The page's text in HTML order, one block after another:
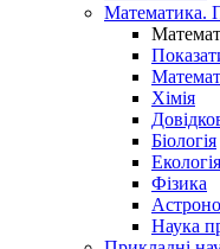
Математика.
Хімія
Біологія
Екологія
Фізика
Наука